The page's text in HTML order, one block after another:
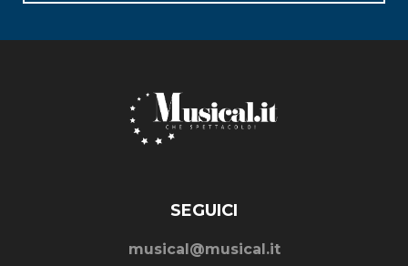
SEGUICI
musical@musical.it